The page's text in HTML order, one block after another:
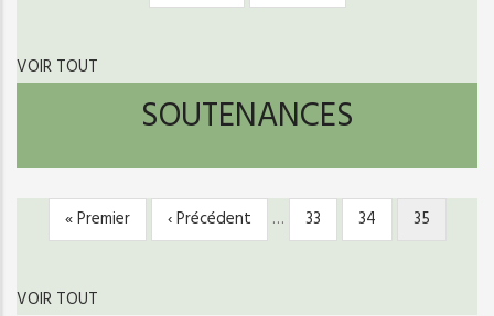
suivante
page
VOIR TOUT
SOUTENANCES
PAGINATION
Première
page
« Premier
Page
précédente
‹ Précédent … Page
33 Page
34
Page
35
VOIR TOUT